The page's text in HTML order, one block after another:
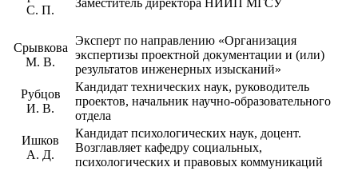
С. П.
Срывкова
М. В.
Эксперт по направлению «Организация
экспертизы проектной документации и (или)
результатов инженерных изысканий»
Рубцов
И. В.
Кандидат технических наук, руководитель
проектов, начальник научно-образовательного
отдела
Ишков
А. Д.
Кандидат психологических наук, доцент.
Возглавляет кафедру социальных,
психологических и правовых коммуникаций